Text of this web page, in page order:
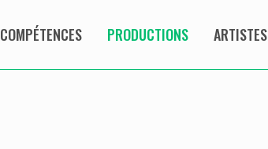
COMPÉTENCES PRODUCTIONS ARTISTES